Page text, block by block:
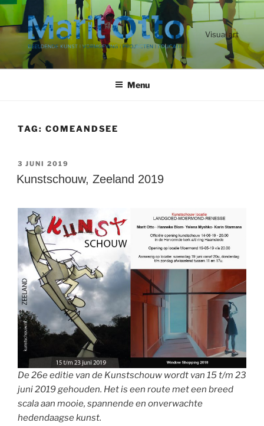
Ga
naar
de
Visual art
Menu
TAG: COMEANDSEE
GEPLAATST
OP
3 JUNI 2019
Kunstschouw, Zeeland 2019
De 26e editie van de Kunstschouw wordt van 15 t/m 23
juni 2019 gehouden. Het is een route met een breed
scala aan mooie, spannende en onverwachte
hedendaagse kunst.